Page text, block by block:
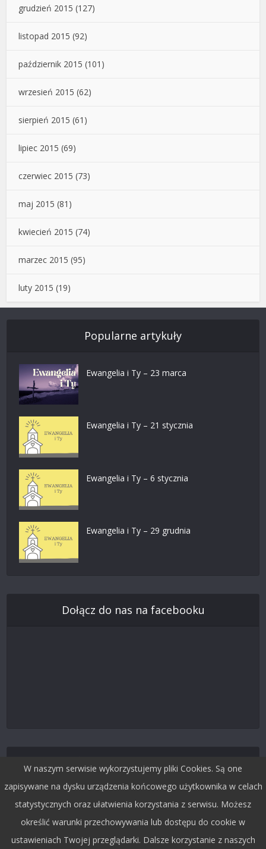
grudzień 2015 (127)
listopad 2015 (92)
październik 2015 (101)
wrzesień 2015 (62)
sierpień 2015 (61)
lipiec 2015 (69)
czerwiec 2015 (73)
maj 2015 (81)
kwiecień 2015 (74)
marzec 2015 (95)
luty 2015 (19)
Popularne artykuły
Ewangelia i Ty – 23 marca
Ewangelia i Ty – 21 stycznia
Ewangelia i Ty – 6 stycznia
Ewangelia i Ty – 29 grudnia
Dołącz do nas na facebooku
Śledź nas na Twitterze
W naszym serwisie wykorzystujemy pliki Cookies. Są one
zapisywane na dysku urządzenia końcowego użytkownika w celach
statystycznych oraz ułatwienia korzystania z serwisu. Możesz
określić warunki przechowywania lub dostępu do cookie w
ustawieniach Twojej przeglądarki. Dalsze korzystanie z naszych